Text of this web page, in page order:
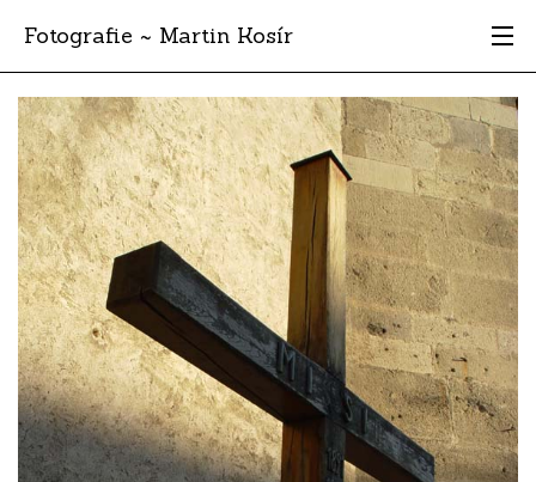
Fotografie ~ Martin Kosír
Moje obľúbené
Albumy
Miesta
Archív
Vyhľadávanie